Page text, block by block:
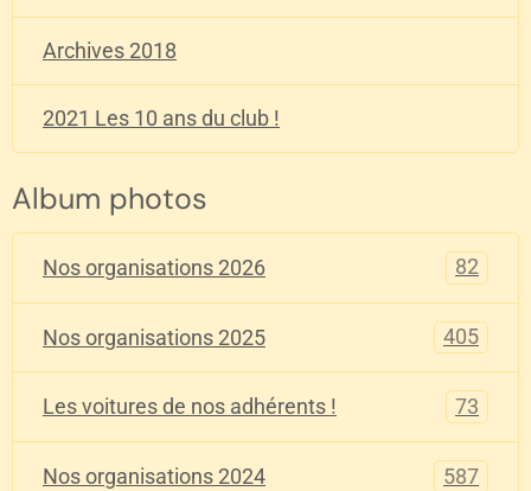
Archives 2018
2021 Les 10 ans du club !
Album photos
Nos organisations 2026 82
Nos organisations 2025 405
Les voitures de nos adhérents ! 73
Nos organisations 2024 587